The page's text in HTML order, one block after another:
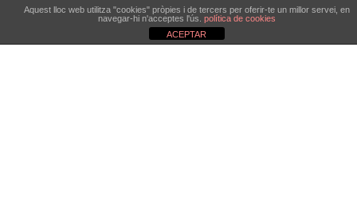
Aquest lloc web utilitza "cookies" pròpies i de tercers per oferir-te un millor servei, en
navegar-hi n'acceptes l'ús. política de cookies
ACEPTAR